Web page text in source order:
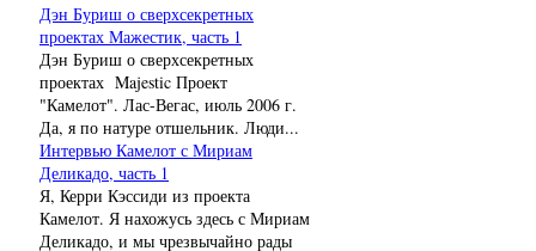
Дэн Буриш о сверхсекретных
проектах Мажестик, часть 1
Дэн Буриш о сверхсекретных
проектах Majestic Проект
"Камелот". Лас-Вегас, июль 2006 г.
Да, я по натуре отшельник. Люди...
Интервью Камелот с Мириам
Деликадо, часть 1
Я, Керри Кэссиди из проекта
Камелот. Я нахожусь здесь с Мириам
Деликадо, и мы чрезвычайно рады